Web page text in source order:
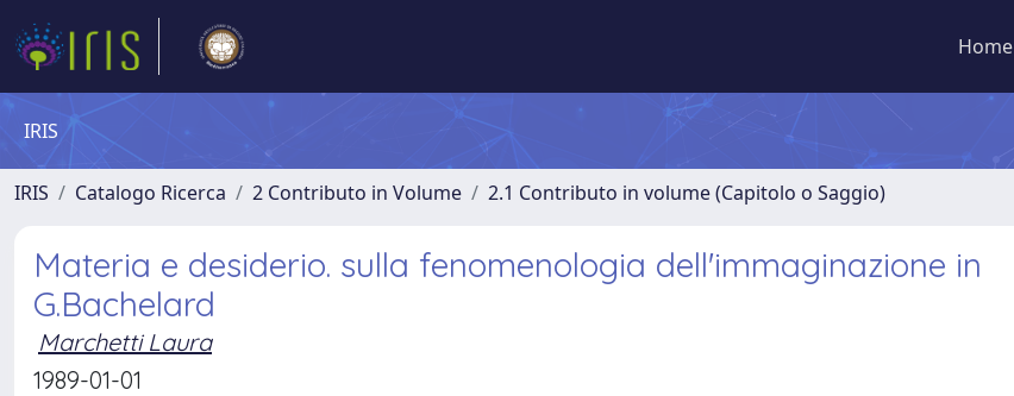
Home
IRIS
IRIS Catalogo Ricerca 2 Contributo in Volume 2.1 Contributo in volume (Capitolo o Saggio)
Materia e desiderio. sulla fenomenologia dell'immaginazione in
G.Bachelard
Marchetti Laura
1989-01-01